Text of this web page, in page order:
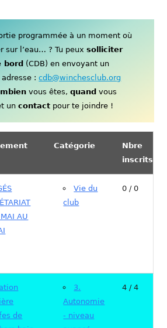
programmée à un moment où
sur l’eau… ? Tu peuxsolliciter
bord (CDB) en envoyant un
adresse :cdb@winchesclub.org
vous êtes,quand vous
uncontact pour te joindre !
Catégorie
Nbre
inscrits
AU
Vie du
club
0 / 0
de
3.
Autonomie
- niveau
4 / 4